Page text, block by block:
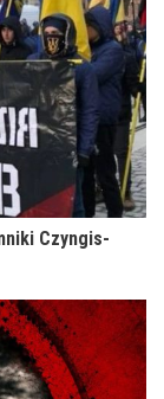
Czyngis-